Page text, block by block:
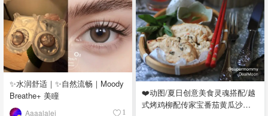
❤️动图/夏日创意美食灵魂搭配/越
式烤鸡柳配传家宝番茄黄瓜沙拉
✨水润舒适｜✨自然流畅｜Moody
Breathe+ 美瞳
Aaaalalei 1